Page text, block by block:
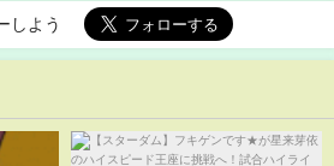
しよう